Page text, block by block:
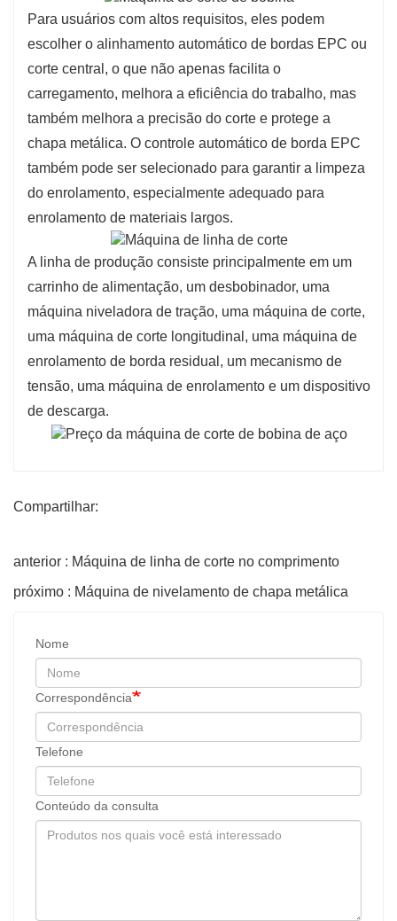
Para usuários com altos requisitos, eles podem
escolher o alinhamento automático de bordas EPC ou
corte central, o que não apenas facilita o
carregamento, melhora a eficiência do trabalho, mas
também melhora a precisão do corte e protege a
chapa metálica. O controle automático de borda EPC
também pode ser selecionado para garantir a limpeza
do enrolamento, especialmente adequado para
enrolamento de materiais largos.
A linha de produção consiste principalmente em um
carrinho de alimentação, um desbobinador, uma
máquina niveladora de tração, uma máquina de corte,
uma máquina de corte longitudinal, uma máquina de
enrolamento de borda residual, um mecanismo de
tensão, uma máquina de enrolamento e um dispositivo
de descarga.
Compartilhar:
anterior : Máquina de linha de corte no comprimento
próximo : Máquina de nivelamento de chapa metálica
Nome
Correspondência
Telefone
Conteúdo da consulta